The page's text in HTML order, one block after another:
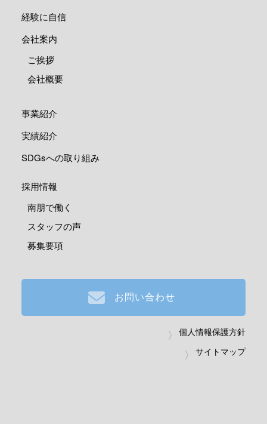
経験に自信
会社案内
ご挨拶
会社概要
事業紹介
実績紹介
SDGsへの取り組み
採用情報
南朋で働く
スタッフの声
募集要項
お問い合わせ
個人情報保護方針
サイトマップ